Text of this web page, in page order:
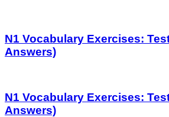
N1 Vocabulary Exercises:
Answers)
N1 Vocabulary Exercises:
Answers)